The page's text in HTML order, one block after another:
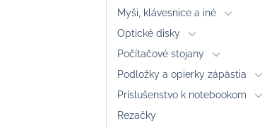
Myši, klávesnice a iné
Optické disky
Počítačové stojany
Podložky a opierky zápästia
Príslušenstvo k notebookom
Rezačky